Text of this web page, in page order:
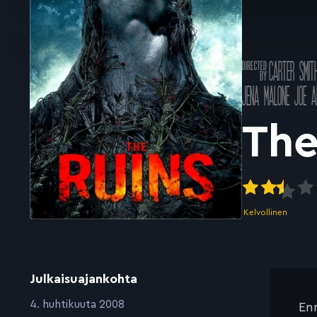
Ohjannut
kCARTER
Pääosissa
JENA MALONEJOE
Kelvollinen
Julkaisuajankohta
:4. huhtikuuta 2008